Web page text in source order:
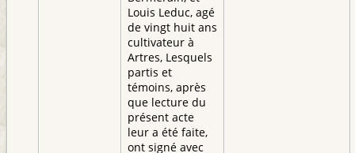
Louis Leduc, agé
de vingt huit ans
cultivateur à
Artres, Lesquels
partis et
témoins, après
que lecture du
présent acte
leur a été faite,
ont signé avec